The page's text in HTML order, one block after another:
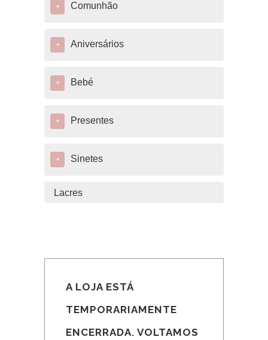
+ Comunhão
+ Aniversários
+ Bebé
+ Presentes
+ Sinetes
Lacres
A LOJA ESTÁ
TEMPORARIAMENTE
ENCERRADA. VOLTAMOS